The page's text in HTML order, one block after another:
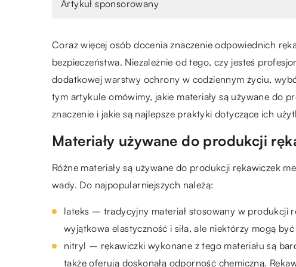
Artykuł sponsorowany
Coraz więcej osób docenia znaczenie odpowiednich
bezpieczeństwa. Niezależnie od tego, czy jesteś
dodatkowej warstwy ochrony w codziennym życiu,
tym artykule omówimy, jakie materiały są używane do
znaczenie i jakie są najlepsze praktyki dotyczące ich
Materiały używane do produkcji
Różne materiały są używane do produkcji rękawiczek
wady. Do najpopularniejszych należą:
lateks – tradycyjny materiał stosowany w produkcji
wyjątkowa elastyczność i siła, ale niektórzy mogą
nitryl – rękawiczki wykonane z tego materiału są
także oferują doskonałą odporność chemiczną.